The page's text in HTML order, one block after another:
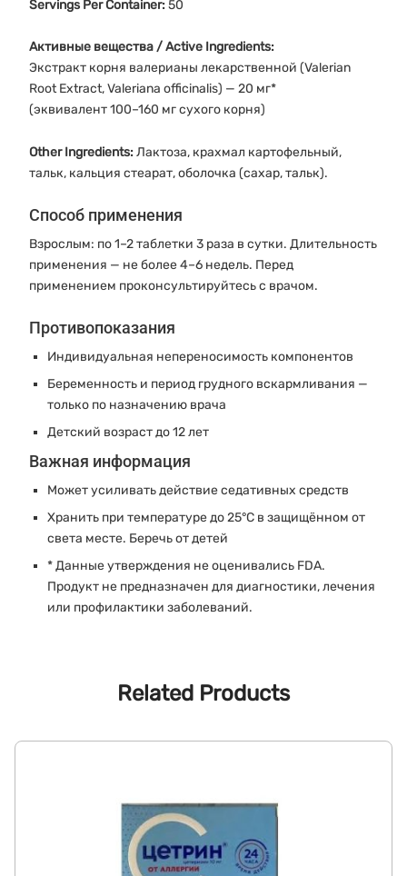
Servings Per Container:50
Активные вещества / Active Ingredients:
Экстракт корня валерианы лекарственной (Valerian
Root Extract, Valeriana officinalis) — 20 мг*
(эквивалент 100–160 мг сухого корня)
Other Ingredients:Лактоза, крахмал картофельный,
тальк, кальция стеарат, оболочка (сахар, тальк).
Способ применения
Взрослым: по 1–2 таблетки 3 раза в сутки. Длительность
применения — не более 4–6 недель. Перед
применением проконсультируйтесь с врачом.
Противопоказания
Индивидуальная непереносимость компонентов
Беременность и период грудного вскармливания —
только по назначению врача
Детский возраст до 12 лет
Важная информация
Может усиливать действие седативных средств
Хранить при температуре до 25°C в защищённом от
света месте. Беречь от детей
* Данные утверждения не оценивались FDA.
Продукт не предназначен для диагностики, лечения
или профилактики заболеваний.
Related Products